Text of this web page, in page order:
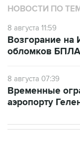
НОВОСТИ ПО
8 августа 11:59
Возгорание на
обломков
8 августа 07:39
Временные
аэропорту